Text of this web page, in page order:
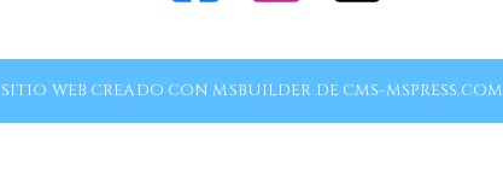
SITIO WEB CREADO CON MSBUILDER DE CMS-MSPRESS.COM